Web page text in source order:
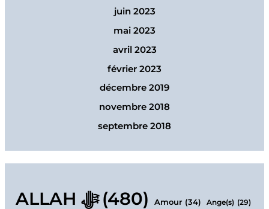
juin 2023
mai 2023
avril 2023
février 2023
décembre 2019
novembre 2018
septembre 2018
ALLAH ﷻ (480) Amour (34) Ange(s) (29)